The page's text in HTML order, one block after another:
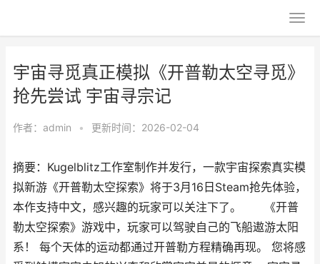
宇宙寻觅真正模拟《开普勒太空寻觅》
抢先尝试 宇宙寻宗记
作者： admin • 更新时间：2026-02-04
摘要：Kugelblitz工作室制作并发行，一款宇宙探索真实模
拟新游《开普勒太空探索》将于3月16日Steam抢先体验，
本作支持中文，感兴趣的玩家可以关注下了。 《开普
勒太空探索》游戏中，玩家可以驾驶自己的飞船遨游太阳
系！ 每个天体的运动都通过开普勒方程精确再现。 您将感